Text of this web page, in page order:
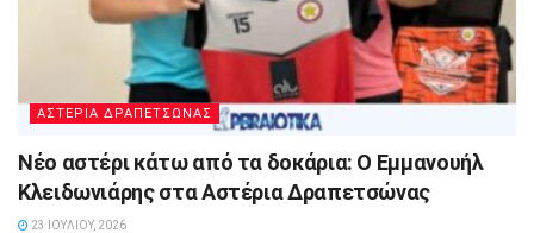
ΑΣΤΕΡΙΑ ΔΡΑΠΕΤΣΩΝΑΣ
Νέο αστέρι κάτω από τα δοκάρια: Ο Εμμανουήλ
Κλειδωνιάρης στα Αστέρια Δραπετσώνας
23 ΙΟΥΛΊΟΥ, 2026